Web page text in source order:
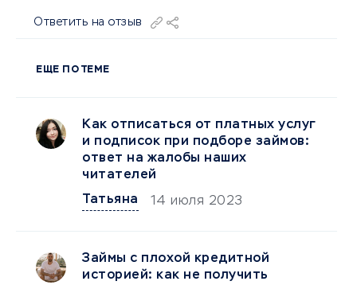
Ответить на отзыв
ЕЩЕ ПО ТЕМЕ
Как отписаться от платных услуг
и подписок при подборе займов:
ответ на жалобы наших
читателей
Татьяна
14 июля 2023
Займы с плохой кредитной
историей: как не получить